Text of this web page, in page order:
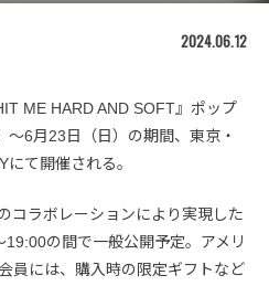
2024.06.12
ME HARD AND SOFT』ポップ
6月23日（日）の期間、東京・
て開催される。
コラボレーションにより実現した
の間で一般公開予定。アメリ
員には、購入時の限定ギフトなど